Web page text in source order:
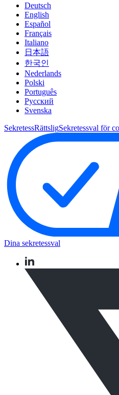
Deutsch
English
Español
Français
Italiano
日本語
한국인
Nederlands
Polski
Português
Pусский
Svenska
SekretessRättsligSekretessval för
Dina sekretessval